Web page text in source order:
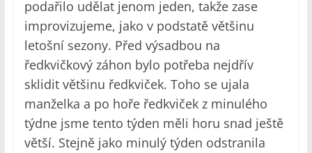
podařilo udělat jenom jeden, takže zase
improvizujeme, jako v podstatě většinu
letošní sezony. Před výsadbou na
ředkvičkový záhon bylo potřeba nejdřív
sklidit většinu ředkviček. Toho se ujala
manželka a po hoře ředkviček z minulého
týdne jsme tento týden měli horu snad ještě
větší. Stejně jako minulý týden odstranila